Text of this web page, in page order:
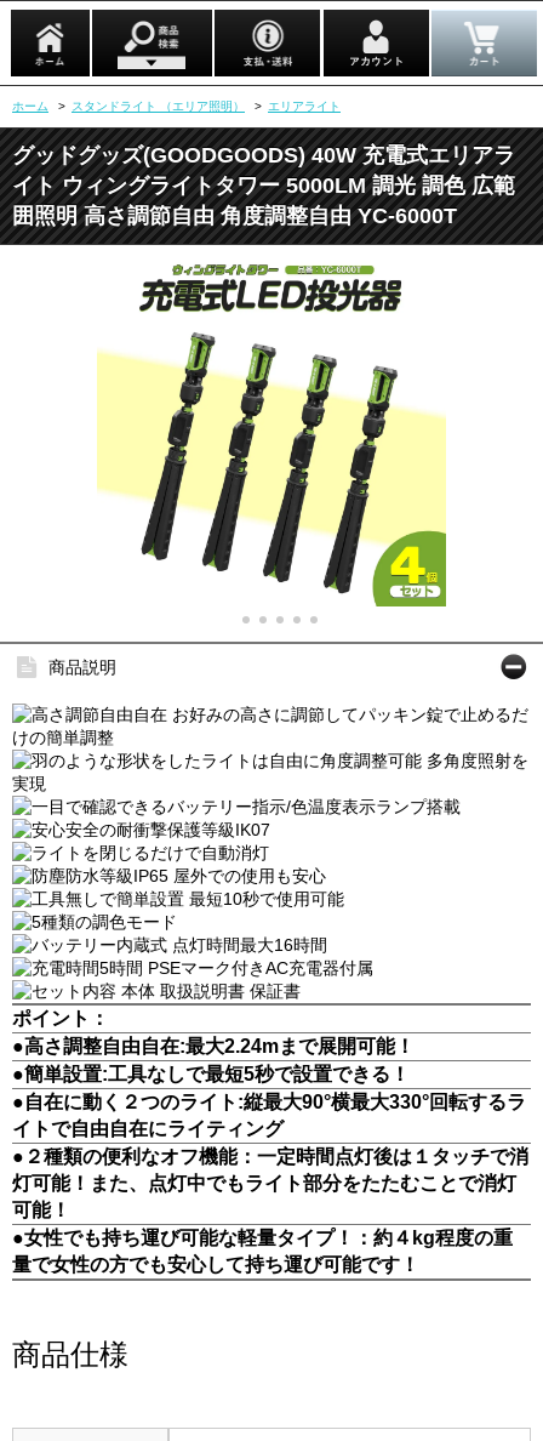
ホーム > スタンドライト （エリア照明） > エリアライト
グッドグッズ(GOODGOODS) 40W 充電式エリアラ
イト ウィングライトタワー 5000LM 調光 調色 広範
囲照明 高さ調節自由 角度調整自由 YC-6000T
商品説明
ポイント：
●高さ調整自由自在:最大2.24mまで展開可能！
●簡単設置:工具なしで最短5秒で設置できる！
●自在に動く２つのライト:縦最大90°横最大330°回転するラ
イトで自由自在にライティング
●２種類の便利なオフ機能：一定時間点灯後は１タッチで消
灯可能！また、点灯中でもライト部分をたたむことで消灯
可能！
●女性でも持ち運び可能な軽量タイプ！：約４kg程度の重
量で女性の方でも安心して持ち運び可能です！
商品仕様